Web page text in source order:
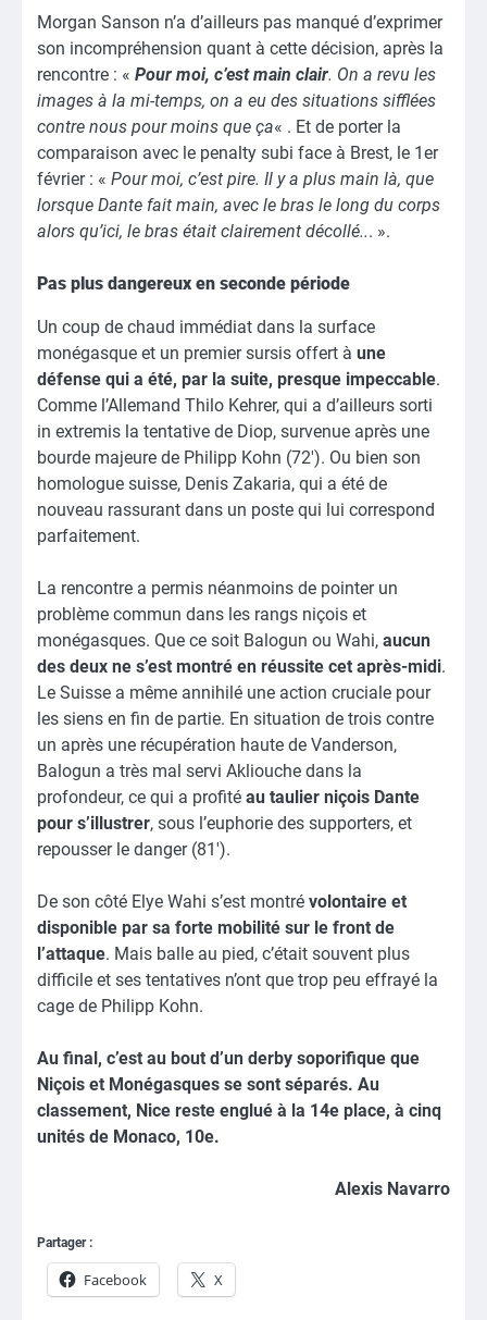
Morgan Sanson n’a d’ailleurs pas manqué d’exprimer
son incompréhension quant à cette décision, après la
rencontre : « Pour moi, c’est main clair. On a revu les
images à la mi-temps, on a eu des situations sifflées
contre nous pour moins que ça« . Et de porter la
comparaison avec le penalty subi face à Brest, le 1er
février : « Pour moi, c’est pire. Il y a plus main là, que
lorsque Dante fait main, avec le bras le long du corps
alors qu’ici, le bras était clairement décollé... ».
Pas plus dangereux en seconde période
Un coup de chaud immédiat dans la surface
monégasque et un premier sursis offert à une
défense qui a été, par la suite, presque impeccable.
Comme l’Allemand Thilo Kehrer, qui a d’ailleurs sorti
in extremis la tentative de Diop, survenue après une
bourde majeure de Philipp Kohn (72′). Ou bien son
homologue suisse, Denis Zakaria, qui a été de
nouveau rassurant dans un poste qui lui correspond
parfaitement.
La rencontre a permis néanmoins de pointer un
problème commun dans les rangs niçois et
monégasques. Que ce soit Balogun ou Wahi, aucun
des deux ne s’est montré en réussite cet après-midi.
Le Suisse a même annihilé une action cruciale pour
les siens en fin de partie. En situation de trois contre
un après une récupération haute de Vanderson,
Balogun a très mal servi Akliouche dans la
profondeur, ce qui a profité au taulier niçois Dante
pour s’illustrer, sous l’euphorie des supporters, et
repousser le danger (81′).
De son côté Elye Wahi s’est montré volontaire et
disponible par sa forte mobilité sur le front de
l’attaque. Mais balle au pied, c’était souvent plus
difficile et ses tentatives n’ont que trop peu effrayé la
cage de Philipp Kohn.
Au final, c’est au bout d’un derby soporifique que
Niçois et Monégasques se sont séparés. Au
classement, Nice reste englué à la 14e place, à cinq
unités de Monaco, 10e.
Alexis Navarro
Partager :
Facebook X